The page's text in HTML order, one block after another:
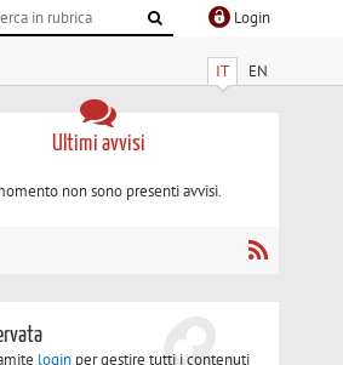
Login
IT EN
Ultimi avvisi
non sono presenti avvisi.
login per gestire tutti i contenuti